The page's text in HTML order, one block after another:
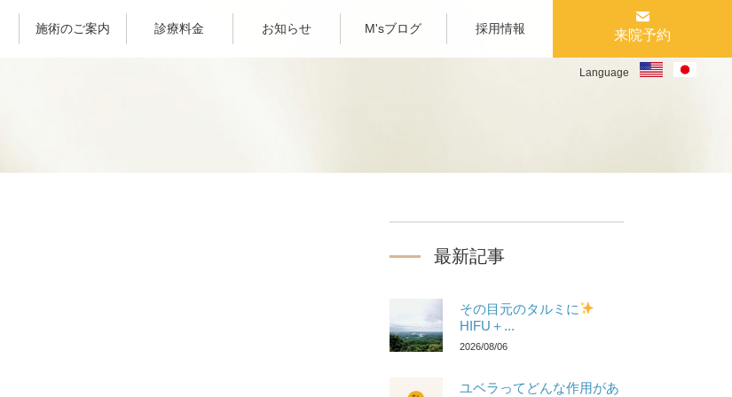
施術のご案内 診療料金 お知らせ M'sブログ 採用情報 来院予約
Language
最新記事
その目元のタルミに
HIFU＋...
2026/08/06
ユベラってどんな作用があ